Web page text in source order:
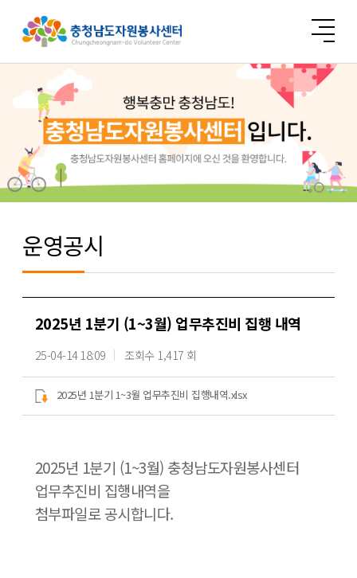
운영공시
2025년 1분기 (1~3월) 업무추진비 집행 내역
25-04-14 18:09 조회수 1,417 회
2025년 1분기 1~3월 업무추진비 집행내역.xlsx
2025년 1분기 (1~3월) 충청남도자원봉사센터
업무추진비 집행내역을
첨부파일로 공시합니다.